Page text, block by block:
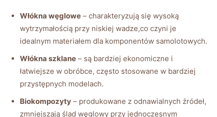
Włókna węglowe – charakteryzują się wysoką
wytrzymałością przy niskiej wadze,co czyni je
idealnym materiałem dla komponentów samolotowych.
Włókna szklane – są bardziej ekonomiczne i
łatwiejsze w obróbce, często stosowane w bardziej
przystępnych modelach.
Biokompozyty – produkowane z odnawialnych źródeł,
zmniejszają ślad węglowy przy jednoczesnym